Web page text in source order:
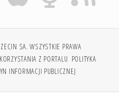
SA. WSZYSTKIE PRAWA
Z PORTALU POLITYKA
INFORMACJI PUBLICZNEJ